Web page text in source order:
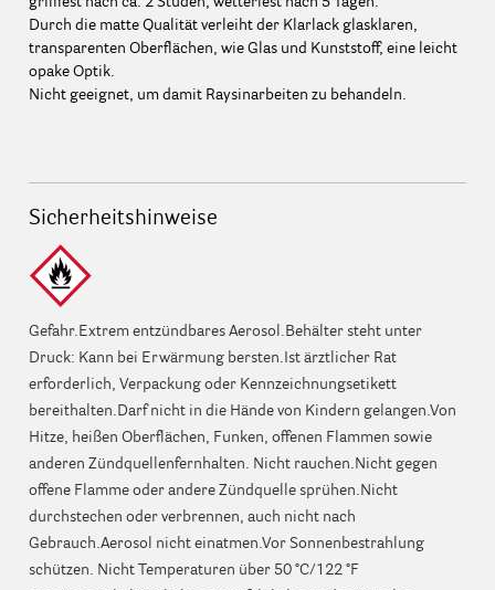
Durch die matte Qualität verleiht der Klarlack glasklaren,
transparenten Oberflächen, wie Glas und Kunststoff, eine leicht
opake Optik.
Nicht geeignet, um damit Raysinarbeiten zu behandeln.
Sicherheitshinweise
Gefahr.Extrem entzündbares Aerosol.Behälter steht unter
Druck: Kann bei Erwärmung bersten.Ist ärztlicher Rat
erforderlich, Verpackung oder Kennzeichnungsetikett
bereithalten.Darf nicht in die Hände von Kindern gelangen.Von
Hitze, heißen Oberflächen, Funken, offenen Flammen sowie
anderen Zündquellenfernhalten. Nicht rauchen.Nicht gegen
offene Flamme oder andere Zündquelle sprühen.Nicht
durchstechen oder verbrennen, auch nicht nach
Gebrauch.Aerosol nicht einatmen.Vor Sonnenbestrahlung
schützen. Nicht Temperaturen über 50 °C/122 °F